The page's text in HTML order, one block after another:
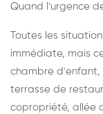
Quand l'urgence
Toutes les
immédiate, mais
chambre d'enfant,
terrasse de
copropriété, allée